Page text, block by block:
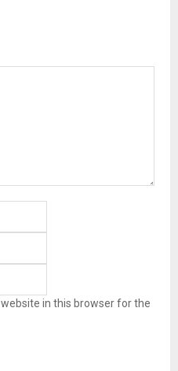
in this browser for the